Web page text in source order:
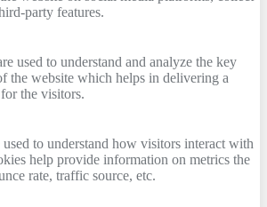
party features.
used to understand and analyze the key
the website which helps in delivering a
the visitors.
to understand how visitors interact with
help provide information on metrics the
rate, traffic source, etc.